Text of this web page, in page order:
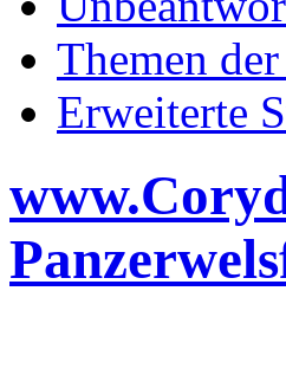
Themen
Erweiterte